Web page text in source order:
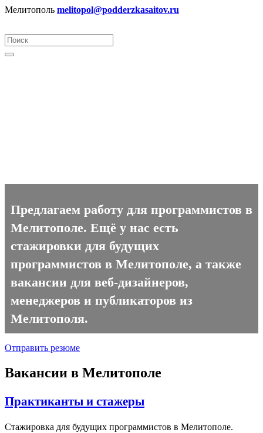
Мелитополь melitopol@podderzkasaitov.ru
Предлагаем работу для программистов в
Мелитополе. Ещё у нас есть
стажировки для будущих
программистов в Мелитополе, а также
вакансии для веб-дизайнеров,
менеджеров и публикаторов из
Мелитополя.
Отправить резюме
Вакансии в Мелитополе
Практиканты и стажеры
Стажировка для будущих программистов в Мелитополе.